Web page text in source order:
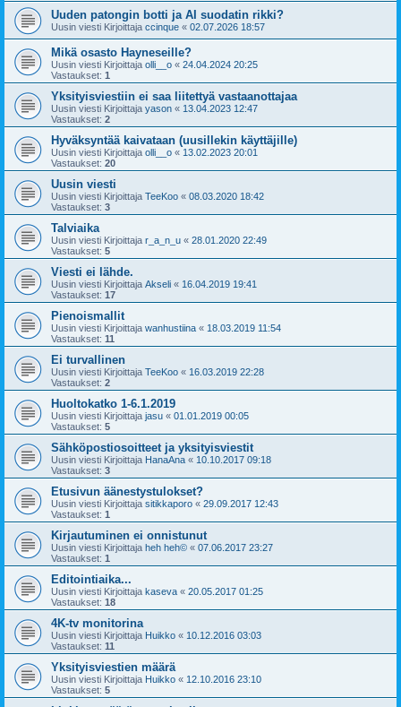
Uuden patongin botti ja AI suodatin rikki?
Uusin viesti Kirjoittaja ccinque « 02.07.2026 18:57
Mikä osasto Hayneseille?
Uusin viesti Kirjoittaja olli__o « 24.04.2024 20:25
Vastaukset: 1
Yksityisviestiin ei saa liitettyä vastaanottajaa
Uusin viesti Kirjoittaja yason « 13.04.2023 12:47
Vastaukset: 2
Hyväksyntää kaivataan (uusillekin käyttäjille)
Uusin viesti Kirjoittaja olli__o « 13.02.2023 20:01
Vastaukset: 20
Uusin viesti
Uusin viesti Kirjoittaja TeeKoo « 08.03.2020 18:42
Vastaukset: 3
Talviaika
Uusin viesti Kirjoittaja r_a_n_u « 28.01.2020 22:49
Vastaukset: 5
Viesti ei lähde.
Uusin viesti Kirjoittaja Akseli « 16.04.2019 19:41
Vastaukset: 17
Pienoismallit
Uusin viesti Kirjoittaja wanhustiina « 18.03.2019 11:54
Vastaukset: 11
Ei turvallinen
Uusin viesti Kirjoittaja TeeKoo « 16.03.2019 22:28
Vastaukset: 2
Huoltokatko 1-6.1.2019
Uusin viesti Kirjoittaja jasu « 01.01.2019 00:05
Vastaukset: 5
Sähköpostiosoitteet ja yksityisviestit
Uusin viesti Kirjoittaja HanaAna « 10.10.2017 09:18
Vastaukset: 3
Etusivun äänestystulokset?
Uusin viesti Kirjoittaja sitikkaporo « 29.09.2017 12:43
Vastaukset: 1
Kirjautuminen ei onnistunut
Uusin viesti Kirjoittaja heh heh© « 07.06.2017 23:27
Vastaukset: 1
Editointiaika...
Uusin viesti Kirjoittaja kaseva « 20.05.2017 01:25
Vastaukset: 18
4K-tv monitorina
Uusin viesti Kirjoittaja Huikko « 10.12.2016 03:03
Vastaukset: 11
Yksityisviestien määrä
Uusin viesti Kirjoittaja Huikko « 12.10.2016 23:10
Vastaukset: 5